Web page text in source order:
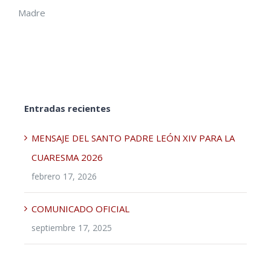
Madre
Entradas recientes
MENSAJE DEL SANTO PADRE LEÓN XIV PARA LA
CUARESMA 2026
febrero 17, 2026
COMUNICADO OFICIAL
septiembre 17, 2025